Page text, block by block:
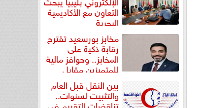
التعاون مع الأكاديمية
البحرية
مخابز بورسعيد تقترح
رقابة ذكية على
المخابز.. وحوافز مالية
للمتميزين مقابل
بين النقل قبل العام
والتثبيت لسنوات..
تناقضات التقييم في